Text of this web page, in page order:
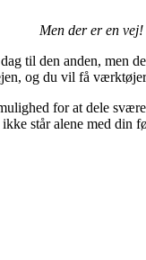
Men der er en vej!
til den anden,
og du vil få
for at dele
står alene med din